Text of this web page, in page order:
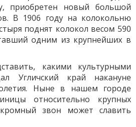
приобретен новый большой
В 1906 году на колокольню
поднят колокол весом 590
одним из крупнейших в
какими культурными
Угличский край накануне
Ныне в нашем городе
относительно крупных
звон может славить